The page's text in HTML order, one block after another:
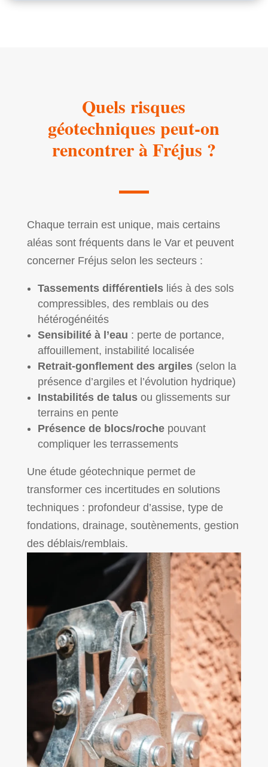
Quels risques
géotechniques peut-on
rencontrer à Fréjus ?
Chaque terrain est unique, mais certains
aléas sont fréquents dans le Var et peuvent
concerner Fréjus selon les secteurs :
Tassements différentielsliés à des sols
compressibles, des remblais ou des
hétérogénéités
Sensibilité à l’eau : perte de portance,
affouillement, instabilité localisée
Retrait-gonflement des argiles(selon la
présence d’argiles et l’évolution hydrique)
Instabilités de talusou glissements sur
terrains en pente
Présence de blocs/rochepouvant
compliquer les terrassements
Une étude géotechnique permet de
transformer ces incertitudes en solutions
techniques : profondeur d’assise, type de
fondations, drainage, soutènements, gestion
des déblais/remblais.